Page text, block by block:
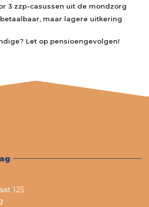
3 zzp-casussen uit de mondzorg
maar lagere uitkering
Let op pensioengevolgen!
125